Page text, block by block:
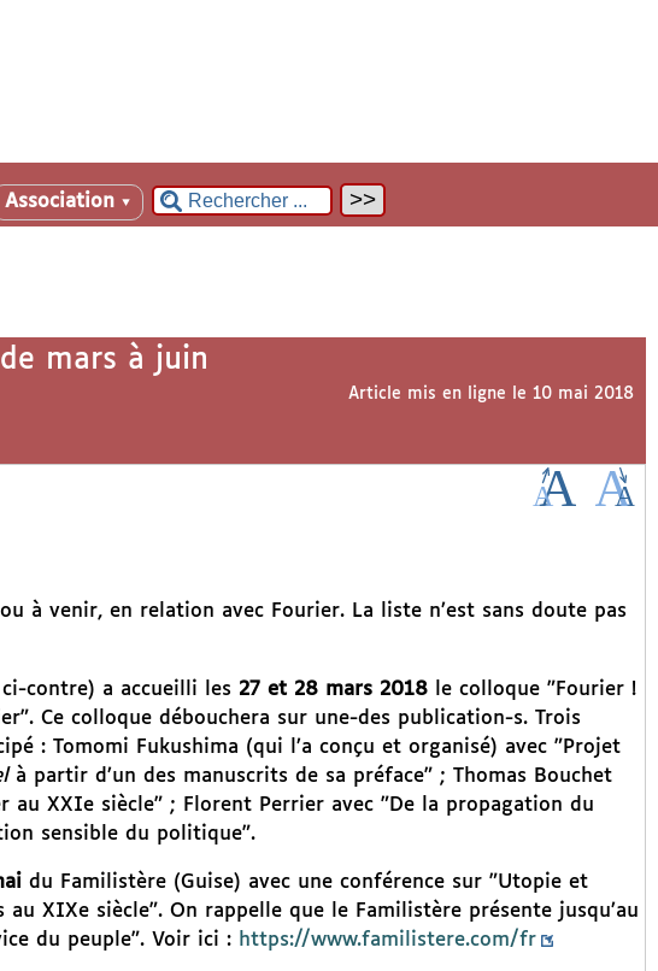
Association ▼
mars à juin
Article mis en ligne le 10 mai 2018
à venir, en relation avec Fourier. La liste n’est sans doute pas
contre) a accueilli les 27 et 28 mars 2018le colloque "Fourier !
Ce colloque débouchera sur une-des publication-s. Trois
: Tomomi Fukushima (qui l’a conçu et organisé) avec "Projet
à partir d’un des manuscrits de sa préface" ; Thomas Bouchet
au XXIe siècle" ; Florent Perrier avec "De la propagation du
sensible du politique".
du Familistère (Guise) avec une conférence sur "Utopie et
XIXe siècle". On rappelle que le Familistère présente jusqu’au
du peuple". Voir ici : https://www.familistere.com/fr